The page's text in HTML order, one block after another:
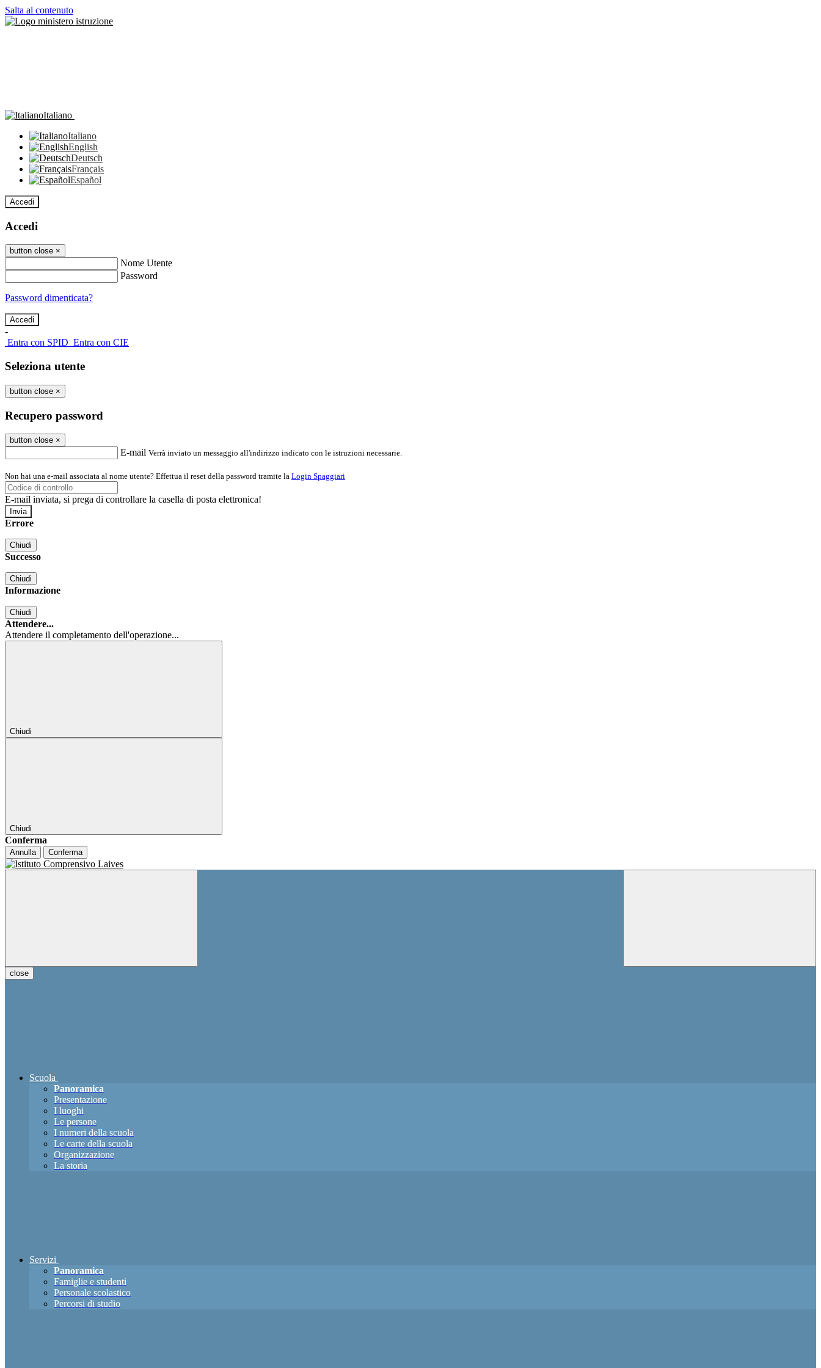
Salta al contenuto
Italiano
Italiano
English
Deutsch
Français
Español
Accedi
Accedi
button close ×
Nome Utente
Password
Password dimenticata?
-
Entra con SPID Entra con CIE
Seleziona utente
button close ×
Recupero password
button close ×
E-mail Verrà inviato un messaggio all'indirizzo indicato con le istruzioni necessarie.
Non hai una e-mail associata al nome utente? Effettua il reset della password tramite la Login Spaggiari
E-mail inviata, si prega di controllare la casella di posta elettronica!
Errore
Chiudi
Successo
Chiudi
Informazione
Chiudi
Attendere...
Attendere il completamento dell'operazione...
Chiudi
Chiudi
Conferma
Annulla Conferma
close
Scuola
Panoramica
Presentazione
I luoghi
Le persone
I numeri della scuola
Le carte della scuola
Organizzazione
La storia
Servizi
Panoramica
Famiglie e studenti
Personale scolastico
Percorsi di studio